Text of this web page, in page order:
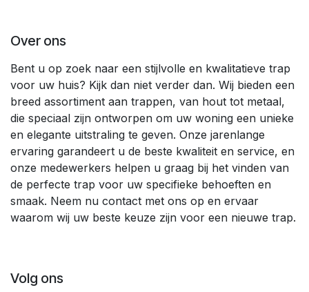
Over ons
Bent u op zoek naar een stijlvolle en kwalitatieve trap
voor uw huis? Kijk dan niet verder dan. Wij bieden een
breed assortiment aan trappen, van hout tot metaal,
die speciaal zijn ontworpen om uw woning een unieke
en elegante uitstraling te geven. Onze jarenlange
ervaring garandeert u de beste kwaliteit en service, en
onze medewerkers helpen u graag bij het vinden van
de perfecte trap voor uw specifieke behoeften en
smaak. Neem nu contact met ons op en ervaar
waarom wij uw beste keuze zijn voor een nieuwe trap.
Volg ons